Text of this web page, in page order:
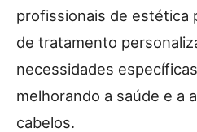
profissionais de estética
de tratamento
necessidades
melhorando a saúde e a
cabelos.